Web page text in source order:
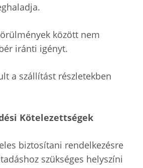
között nem
iránti igényt.
a szállítást részletekben
Kötelezettségek
biztosítani rendelkezésre
szükséges helyszíni